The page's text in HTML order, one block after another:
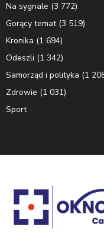
Na sygnale (3 772)
Gorący temat(3 519)
Kronika (1 694)
Odeszli (1 342)
Samorząd i polityka (1
Zdrowie (1 031)
Sport